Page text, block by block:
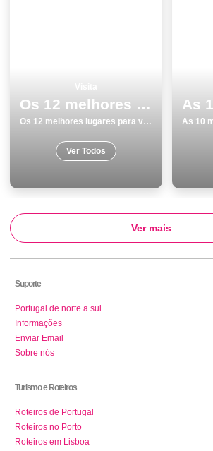
Os 12 melhores lugares para visitar em Faro
Os 12 melhores lugares para visitar em Faro
Ver Todos
Ver mais
Suporte
Portugal de norte a sul
Informações
Enviar Email
Sobre nós
Turismo e Roteiros
Roteiros de Portugal
Roteiros no Porto
Roteiros em Lisboa